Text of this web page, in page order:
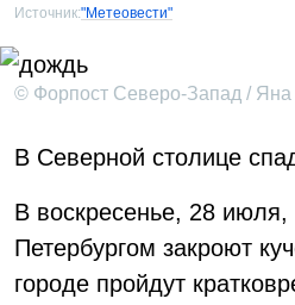
Источник:"Метеовести"
© Форпост Северо-Запад / Яна
В Северной столице
В воскресенье, 28 июля,
Петербургом закроют
городе пройдут